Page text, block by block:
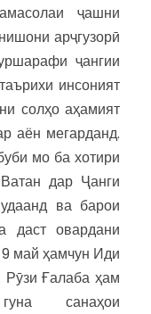
ҷашни
арҷгузорӣ
ҷангии
инсоният
солҳо аҳамият
аён мегарданд.
мо ба хотири
дар Ҷанги
ва барои
даст овардани
май ҳамчун Иди
Ғалаба ҳам
санаҳои